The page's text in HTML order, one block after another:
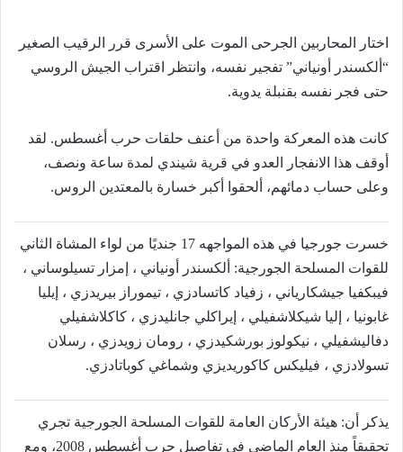
اختار المحاربين الجرحى الموت على الأسرى قرر الرقيب الصغير
“ألكسندر أونياني” تفجير نفسه، وانتظر اقتراب الجيش الروسي
حتى فجر نفسه بقنبلة يدوية.
كانت هذه المعركة واحدة من أعنف حلقات حرب أغسطس. لقد
أوقف هذا الانفجار العدو في قرية شيندي لمدة ساعة ونصف،
وعلى حساب دمائهم، ألحقوا أكبر خسارة بالمعتدين الروس.
خسرت جورجيا في هذه المواجهه 17 جنديًا من لواء المشاة الثاني
للقوات المسلحة الجورجية: ألكسندر أونياني ، إمزار تسيلوساني ،
فيبكفيا جيشكارياني ، زفياد كاتسادزي ، تيموراز بيريدزي ، إيليا
غابونيا ، إليا شيكلاشفيلي ، إيراكلي جانليدزي ، كاكلاشفيلي
دفاليشفيلي ، نيكولوز بورشكيدزي ، رومان زويدزي ، رسلان
تسولادزي ، فيليكس كاكوريديزي وشماغي كوباتادزي.
يذكر أن: هيئة الأركان العامة للقوات المسلحة الجورجية تجري
تحقيقاً منذ العام الماضي في تفاصيل حرب أغسطس 2008، ومع